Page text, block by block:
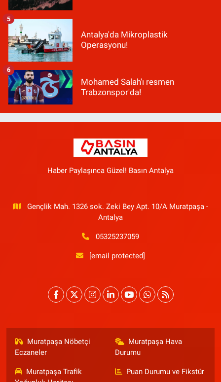
Antalya'da Mikroplastik
Operasyonu!
5
Mohamed Salah'ı resmen
Trabzonspor'da!
6
Haber Paylaşınca Güzel! Basın Antalya
Gençlik Mah. 1326 sok. Zeki Bey Apt. 10/A Muratpaşa -
Antalya
05325237059
[email protected]
Muratpaşa Nöbetçi
Eczaneler
Muratpaşa Hava
Durumu
Muratpaşa Trafik
Puan Durumu ve Fikstür